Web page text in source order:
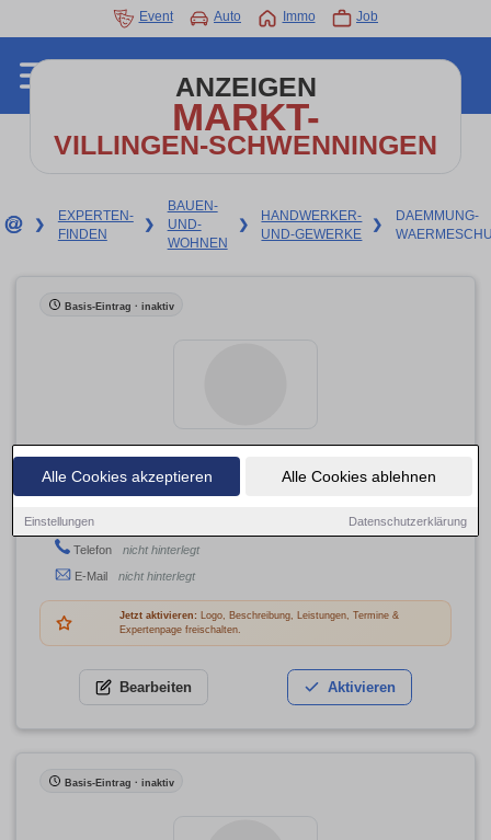
Alle Cookies akzeptieren Alle Cookies ablehnen
Einstellungen Datenschutzerklärung
Event Auto Immo Job
ANZEIGEN
MARKT-
VILLINGEN-SCHWENNINGEN
❯
EXPERTEN-
FINDEN
❯
BAUEN-
UND-
WOHNEN
❯
HANDWERKER-
UND-GEWERKE
❯
DAEMMUNG-
Basis-Eintrag · inaktiv
Wärmedämmung Beha Franz
Adresse Langenordnach 29, 79822 Titisee-Neustadt
Telefon
nicht hinterlegt
E-Mail
nicht hinterlegt
Jetzt aktivieren: Logo, Beschreibung, Leistungen, Termine &
Expertenpage freischalten.
Bearbeiten Aktivieren
Basis-Eintrag · inaktiv